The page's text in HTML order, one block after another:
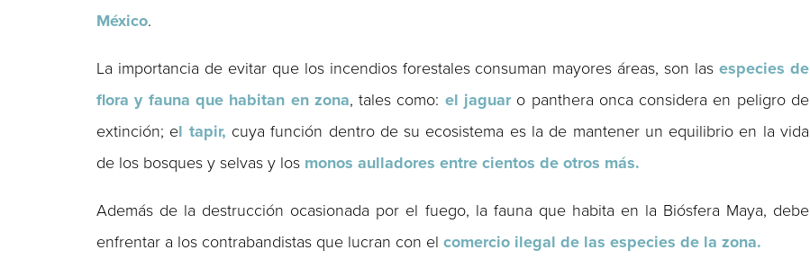
México.
La importancia de evitar que los incendios forestales consuman mayores áreas, son las especies de
flora y fauna que habitan en zona, tales como: el jaguaro panthera onca considera en peligro de
extinción; el tapir, cuya función dentro de su ecosistema es la de mantener un equilibrio en la vida
de los bosques y selvas y los monos aulladores entre cientos de otros más.
Además de la destrucción ocasionada por el fuego, la fauna que habita en la Biósfera Maya, debe
enfrentar a los contrabandistas que lucran con elcomercio ilegal de las especies de la zona.